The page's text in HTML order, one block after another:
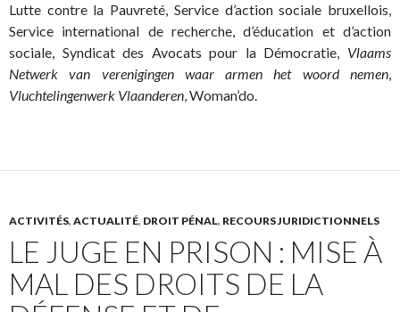
Lutte contre la Pauvreté, Service d’action sociale bruxellois,
Service international de recherche, d’éducation et d’action
sociale, Syndicat des Avocats pour la Démocratie, Vlaams
Netwerk van verenigingen waar armen het woord nemen,
Vluchtelingenwerk Vlaanderen, Woman’do.
ACTIVITÉS, ACTUALITÉ, DROIT PÉNAL, RECOURS JURIDICTIONNELS
LE JUGE EN PRISON : MISE À
MAL DES DROITS DE LA